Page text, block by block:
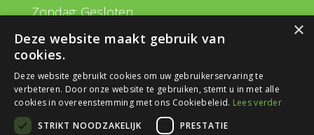
Zondag: Gesloten
Navigatie
Behandelingen
Plan van aanpak
Realisaties
×
Deze website maakt gebruik van
cookies.
Deze website gebruikt cookies om uw gebruikerservaring te
verbeteren. Door onze website te gebruiken, stemt u in met alle
cookies in overeenstemming met ons Cookiebeleid. Lees verder
STRIKT NOODZAKELIJK
PRESTATIE